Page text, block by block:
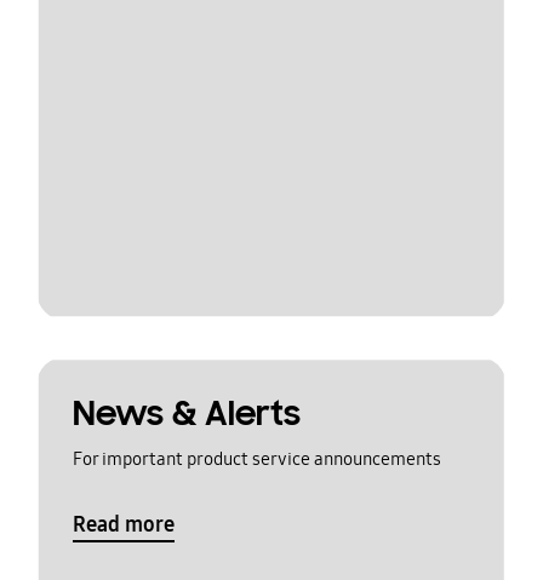
News & Alerts
For important product service announcements
Read more